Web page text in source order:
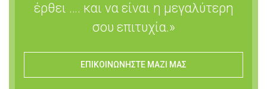
έρθει …. και να είναι η μεγαλύτερη
σου επιτυχία.»
ΕΠΙΚΟΙΝΩΝΗΣΤΕ ΜΑΖΙ ΜΑΣ